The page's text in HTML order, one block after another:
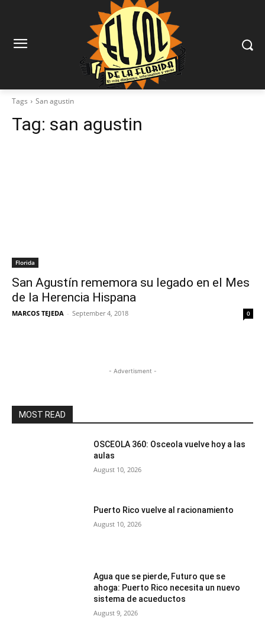
Tags San agustin
Tag: san agustin
Florida
San Agustín rememora su legado en el Mes
de la Herencia Hispana
MARCOS TEJEDA - September 4, 2018 0
- Advertisment -
MOST READ
OSCEOLA 360: Osceola vuelve hoy a las
aulas
August 10, 2026
Puerto Rico vuelve al racionamiento
August 10, 2026
Agua que se pierde, Futuro que se
ahoga: Puerto Rico necesita un nuevo
sistema de acueductos
August 9, 2026